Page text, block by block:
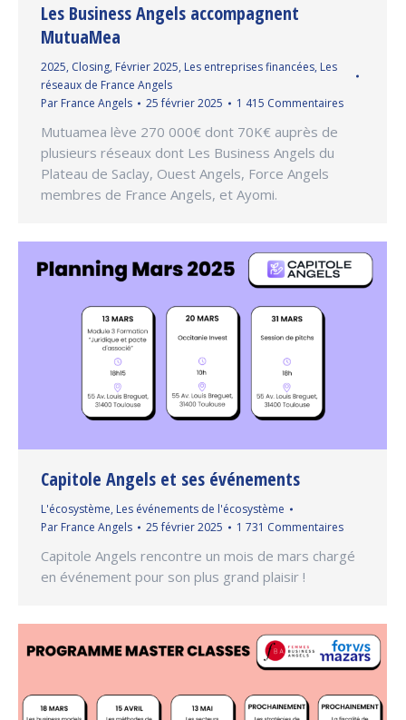
Les Business Angels accompagnent
MutuaMea
2025, Closing, Février 2025, Les entreprises financées, Les
réseaux de France Angels
Par France Angels 25 février 2025 1 415 Commentaires
Mutuamea lève 270 000€ dont 70K€ auprès de
plusieurs réseaux dont Les Business Angels du
Plateau de Saclay, Ouest Angels, Force Angels
membres de France Angels, et Ayomi.
Capitole Angels et ses événements
L'écosystème, Les événements de l'écosystème
Par France Angels 25 février 2025 1 731 Commentaires
Capitole Angels rencontre un mois de mars chargé
en événement pour son plus grand plaisir !